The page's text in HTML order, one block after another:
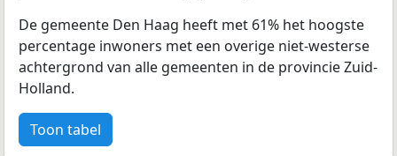
De gemeente Den Haag heeft met 61% het hoogste
percentage inwoners met een overige niet-westerse
achtergrond van alle gemeenten in de provincie Zuid-
Holland.
Toon tabel